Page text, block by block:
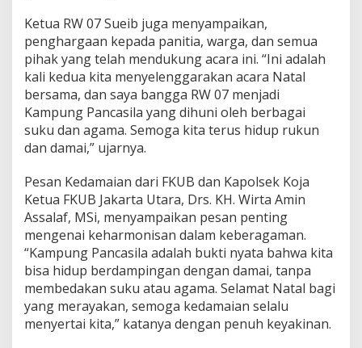
Ketua RW 07 Sueib juga menyampaikan,
penghargaan kepada panitia, warga, dan semua
pihak yang telah mendukung acara ini. “Ini adalah
kali kedua kita menyelenggarakan acara Natal
bersama, dan saya bangga RW 07 menjadi
Kampung Pancasila yang dihuni oleh berbagai
suku dan agama. Semoga kita terus hidup rukun
dan damai,” ujarnya.
Pesan Kedamaian dari FKUB dan Kapolsek Koja
Ketua FKUB Jakarta Utara, Drs. KH. Wirta Amin
Assalaf, MSi, menyampaikan pesan penting
mengenai keharmonisan dalam keberagaman.
“Kampung Pancasila adalah bukti nyata bahwa kita
bisa hidup berdampingan dengan damai, tanpa
membedakan suku atau agama. Selamat Natal bagi
yang merayakan, semoga kedamaian selalu
menyertai kita,” katanya dengan penuh keyakinan.